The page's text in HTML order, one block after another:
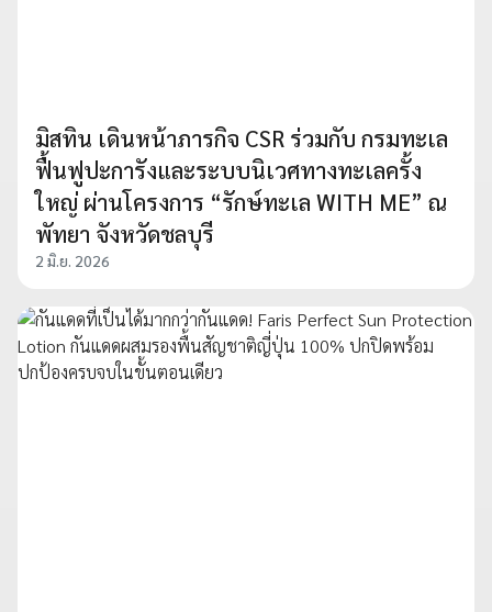
มิสทิน เดินหน้าภารกิจ CSR ร่วมกับ กรมทะเล
ฟื้นฟูปะการังและระบบนิเวศทางทะเลครั้ง
ใหญ่ ผ่านโครงการ “รักษ์ทะเล WITH ME” ณ
พัทยา จังหวัดชลบุรี
2 มิ.ย. 2026